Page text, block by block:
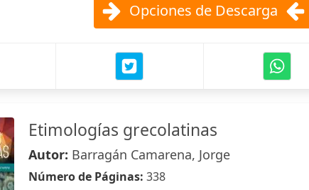
Opciones de Descarga
Etimologías grecolatinas
Autor: Barragán Camarena, Jorge
Número de Páginas: 338